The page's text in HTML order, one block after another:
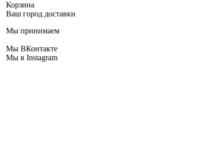
Корзина
Ваш город доставки
Мы принимаем
Мы ВКонтакте
Мы в Instagram